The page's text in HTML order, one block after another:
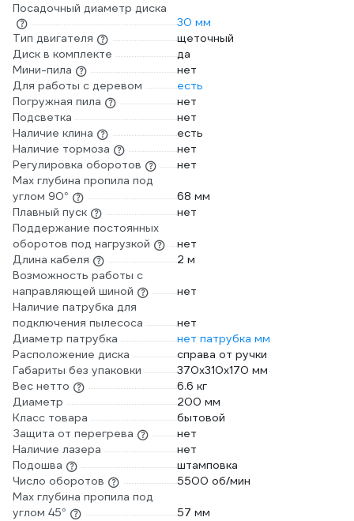
Посадочный диаметр диска
30 мм
Тип двигателя
щеточный
Диск в комплекте
да
Мини-пила
нет
Для работы с деревом
есть
Погружная пила
нет
Подсветка
нет
Наличие клина
есть
Наличие тормоза
нет
Регулировка оборотов
нет
Max глубина пропила под
углом 90°
68 мм
Плавный пуск
нет
Поддержание постоянных
оборотов под нагрузкой
нет
Длина кабеля
2 м
Возможность работы с
направляющей шиной
нет
Наличие патрубка для
подключения пылесоса
нет
Диаметр патрубка
нет патрубка мм
Расположение диска
справа от ручки
Габариты без упаковки
370х310х170 мм
Вес нетто
6.6 кг
Диаметр
200 мм
Класс товара
бытовой
Защита от перегрева
нет
Наличие лазера
нет
Подошва
штамповка
Число оборотов
5500 об/мин
Max глубина пропила под
углом 45°
57 мм